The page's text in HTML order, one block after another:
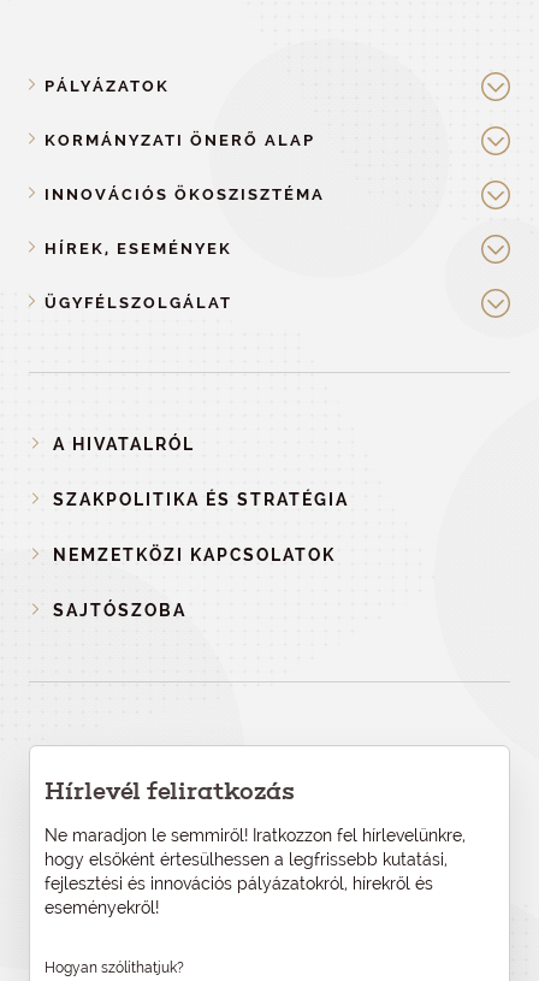
PÁLYÁZATOK
KORMÁNYZATI ÖNERŐ ALAP
INNOVÁCIÓS ÖKOSZISZTÉMA
HÍREK, ESEMÉNYEK
ÜGYFÉLSZOLGÁLAT
A HIVATALRÓL
SZAKPOLITIKA ÉS STRATÉGIA
NEMZETKÖZI KAPCSOLATOK
SAJTÓSZOBA
Hírlevél feliratkozás
Ne maradjon le semmiről! Iratkozzon fel hírlevelünkre,
hogy elsőként értesülhessen a legfrissebb kutatási,
fejlesztési és innovációs pályázatokról, hírekről és
eseményekről!
Hogyan szólíthatjuk?